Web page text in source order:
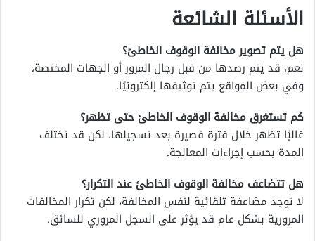
الأسئلة الشائعة
هل يتم تصوير مخالفة الوقوف الخاطئ؟
نعم، قد يتم رصدها من قبل رجال المرور أو الجهات المختصة،
وفي بعض المواقع يتم توثيقها إلكترونيًا.
كم تستغرق مخالفة الوقوف الخاطئ حتى تظهر؟
غالبًا تظهر خلال فترة قصيرة بعد تسجيلها، لكن قد تختلف
المدة بحسب إجراءات المعالجة.
هل تتضاعف مخالفة الوقوف الخاطئ عند التكرار؟
لا توجد مضاعفة تلقائية لنفس المخالفة، لكن تكرار المخالفات
المرورية بشكل عام قد يؤثر على السجل المروري للسائق.